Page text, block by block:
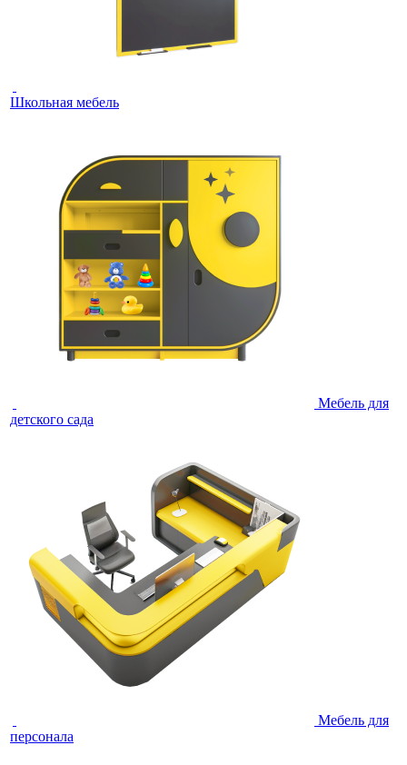
Школьная мебель
Мебель для
детского сада
Мебель для
персонала